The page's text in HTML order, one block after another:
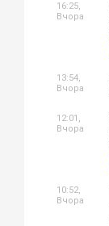
16:25,
Вчора
13:54,
Вчора
12:01,
Вчора
10:52,
Вчора